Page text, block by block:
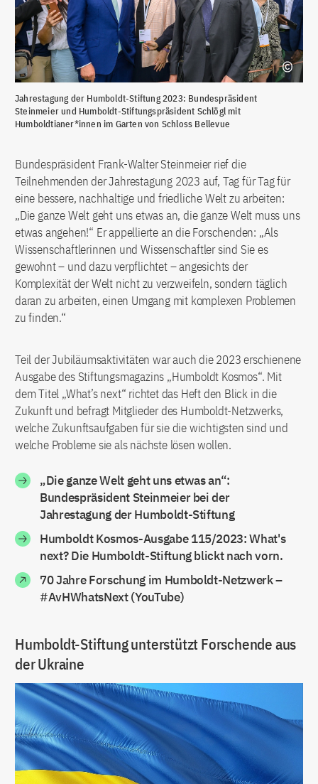
Jahrestagung der Humboldt-Stiftung 2023: Bundespräsident
Steinmeier und Humboldt-Stiftungspräsident Schlögl mit
Humboldtianer*innen im Garten von Schloss Bellevue
Bundespräsident Frank-Walter Steinmeier rief die
Teilnehmenden der Jahrestagung 2023 auf, Tag für Tag für
eine bessere, nachhaltige und friedliche Welt zu arbeiten:
„Die ganze Welt geht uns etwas an, die ganze Welt muss uns
etwas angehen!“ Er appellierte an die Forschenden: „Als
Wissenschaftlerinnen und Wissenschaftler sind Sie es
gewohnt – und dazu verpflichtet – angesichts der
Komplexität der Welt nicht zu verzweifeln, sondern täglich
daran zu arbeiten, einen Umgang mit komplexen Problemen
zu finden.“
Teil der Jubiläumsaktivitäten war auch die 2023 erschienene
Ausgabe des Stiftungsmagazins „Humboldt Kosmos“. Mit
dem Titel „What’s next“ richtet das Heft den Blick in die
Zukunft und befragt Mitglieder des Humboldt-Netzwerks,
welche Zukunftsaufgaben für sie die wichtigsten sind und
welche Probleme sie als nächste lösen wollen.
„Die ganze Welt geht uns etwas an“:
Bundespräsident Steinmeier bei der
Jahrestagung der Humboldt-Stiftung
Humboldt Kosmos-Ausgabe 115/2023: What's
next? Die Humboldt-Stiftung blickt nach vorn.
70 Jahre Forschung im Humboldt-Netzwerk –
#AvHWhatsNext (YouTube)
Humboldt-Stiftung unterstützt Forschende aus
der Ukraine